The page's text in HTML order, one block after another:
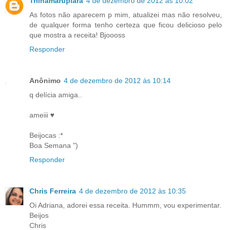
As fotos não aparecem p mim, atualizei mas não resolveu,
de qualquer forma tenho certeza que ficou delicioso pelo
que mostra a receita! Bjoooss
Responder
Anônimo 4 de dezembro de 2012 às 10:14
q delícia amiga..
ameiii ♥
Beijocas :*
Boa Semana ")
Responder
Chris Ferreira 4 de dezembro de 2012 às 10:35
Oi Adriana, adorei essa receita. Hummm, vou experimentar.
Beijos
Chris